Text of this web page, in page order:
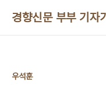
경향신문 부부 기자
우석훈